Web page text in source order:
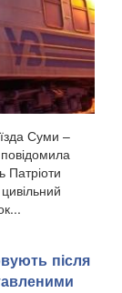
Суми –
Патріоти
після